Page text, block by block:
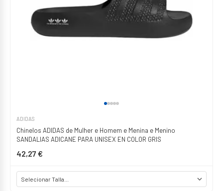
ADIDAS
Chinelos ADIDAS de Mulher e Homem e Menina e Menino
SANDALIAS ADICANE PARA UNISEX EN COLOR GRIS
42,27 €